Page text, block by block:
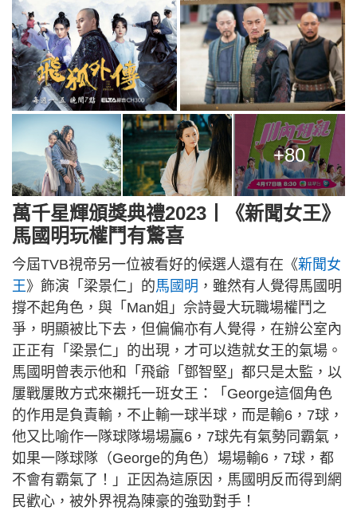
+80
萬千星輝頒獎典禮2023丨《新聞女王》
馬國明玩權鬥有驚喜
今屆TVB視帝另一位被看好的候選人還有在《新聞女
王》飾演「梁景仁」的馬國明 ，雖然有人覺得馬國明
撐不起角色，與「Man姐」佘詩曼大玩職場權鬥之
爭，明顯被比下去，但偏偏亦有人覺得，在辦公室內
正正有「梁景仁」的出現，才可以造就女王的氣場。
馬國明曾表示他和「飛爺「鄧智堅」都只是太監，以
屢戰屢敗方式來襯托一班女王：「George這個角色
的作用是負責輸，不止輸一球半球，而是輸6，7球，
他又比喻作一隊球隊場場贏6，7球先有氣勢同霸氣，
如果一隊球隊（George的角色）場場輸6，7球，都
不會有霸氣了！」正因為這原因，馬國明反而得到網
民歡心，被外界視為陳豪的強勁對手！